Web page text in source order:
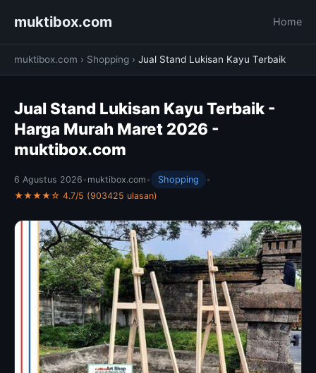
muktibox.com Home
muktibox.com › Shopping › Jual Stand Lukisan Kayu Terbaik
Jual Stand Lukisan Kayu Terbaik -
Harga Murah Maret 2026 -
muktibox.com
6 Agustus 2026 • muktibox.com • Shopping
•
★★★★☆ 4.7/5 (903425 ulasan)